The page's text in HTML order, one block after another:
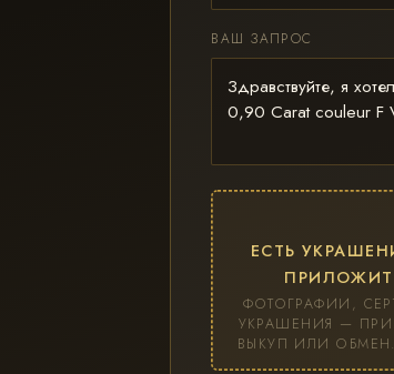
ВАШ ЗАПРОС
ЕСТЬ
ФОТОГРАФИИ,
УКРАШЕНИЯ —
ВЫКУП ИЛИ